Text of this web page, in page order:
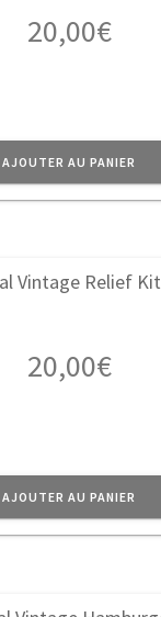
20,00€
AJOUTER AU PANIER
20,00€
AJOUTER AU PANIER